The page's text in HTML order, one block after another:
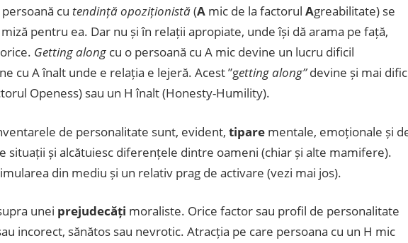
cu tendință opoziționistă(A mic de la factorul Agreabilitate) se
pentru ea. Dar nu și în relații apropiate, unde își dă arama pe față,
Getting alongcu o persoană cu A mic devine un lucru dificil
cu A înalt unde e relația e lejeră. Acest ”getting along”devine și mai
Openess) sau un H înalt (Honesty-Humility).
de personalitate sunt, evident, tipare mentale, emoționale și
situații și alcătuiesc diferențele dintre oameni (chiar și alte mamifere).
din mediu și un relativ prag de activare (vezi mai jos).
unei prejudecăți moraliste. Orice factor sau profil de personalitate
incorect, sănătos sau nevrotic. Atracția pe care persoana cu un H mic